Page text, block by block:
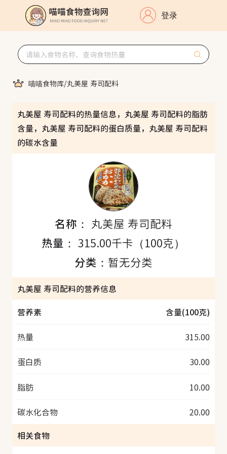
登录
喵喵食物库/丸美屋 寿司配料
丸美屋 寿司配料的热量信息，丸美屋 寿司配料的脂肪
含量，丸美屋 寿司配料的蛋白质量，丸美屋 寿司配料
的碳水含量
名称： 丸美屋 寿司配料
热量：315.00千卡（100克）
分类： 暂无分类
丸美屋 寿司配料的营养信息
营养素
含量(100克)
热量 315.00
蛋白质 30.00
脂肪 10.00
碳水化合物
20.00
相关食物